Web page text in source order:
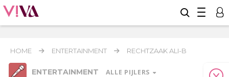
HOME ENTERTAINMENT RECHTZAAK ALI-B
ENTERTAINMENT ALLE PIJLERS